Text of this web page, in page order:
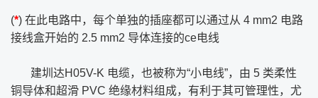
(*) 在此电路中，每个单独的插座都可以通过从 4 mm2 电路
接线盒开始的 2.5 mm2 导体连接的ce电线
建圳达H05V-K 电缆，也被称为“小电线”，由 5 类柔性
铜导体和超滑 PVC 绝缘材料组成，有利于其可管理性，尤